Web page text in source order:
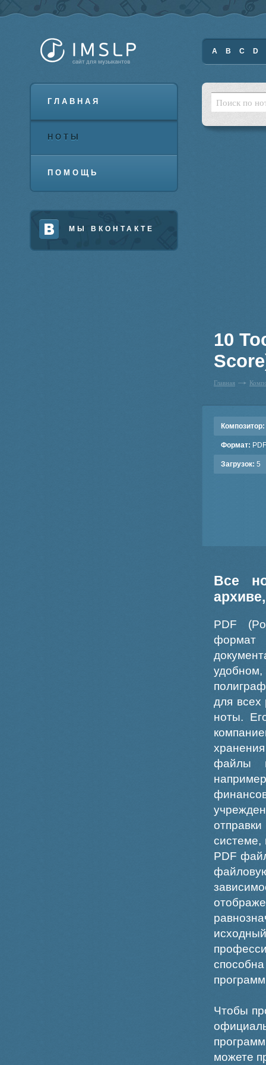
ГЛАВНАЯ
НОТЫ
ПОМОЩЬ
МЫ ВКОНТАКТЕ
A B C D
10
Главная
Композитор:
Формат: PDF
Загрузок: 5
Все
PDF
формат
для всех
ноты.
файлы
системе,
PDF
Чтобы
можете